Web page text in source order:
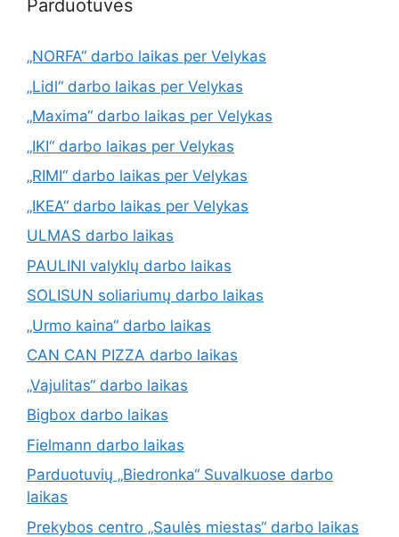
Parduotuvės
„NORFA“ darbo laikas per Velykas
„Lidl“ darbo laikas per Velykas
„Maxima“ darbo laikas per Velykas
„IKI“ darbo laikas per Velykas
„RIMI“ darbo laikas per Velykas
„IKEA“ darbo laikas per Velykas
ULMAS darbo laikas
PAULINI valyklų darbo laikas
SOLISUN soliariumų darbo laikas
„Urmo kaina“ darbo laikas
CAN CAN PIZZA darbo laikas
„Vajulitas“ darbo laikas
Bigbox darbo laikas
Fielmann darbo laikas
Parduotuvių „Biedronka“ Suvalkuose darbo
laikas
Prekybos centro „Saulės miestas“ darbo laikas